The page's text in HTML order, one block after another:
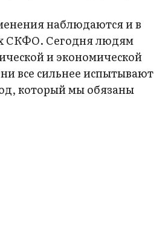
наблюдаются и в
СКФО. Сегодня людям
и экономической
все сильнее испытывают
который мы обязаны